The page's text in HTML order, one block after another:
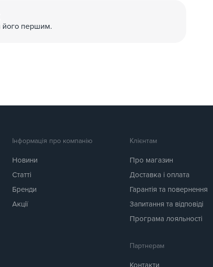
його першим.
Інформація про компанію
Новини
Статті
Бренди
Акції
Клієнтам
Про магазин
Доставка і оплата
Гарантія та повернення
Запитання та відповіді
Програма лояльності
Партнерам
Контакти